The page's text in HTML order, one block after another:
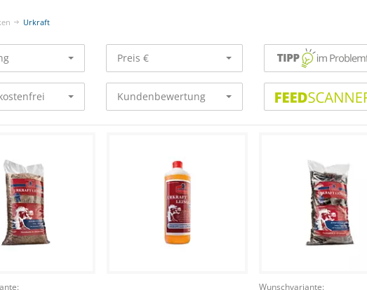
Urkraft
Preis €
Kundenbewertung
Wunschvariante: